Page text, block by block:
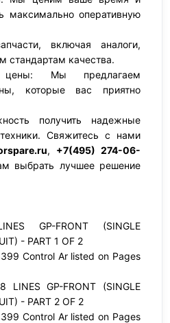
максимально оперативную
включая аналоги,
стандартам качества.
цены: Мы предлагаем
которые вас приятно
получить надежные
Свяжитесь с нами
, +7(495) 274-06-
выбрать лучшее решение
GP-FRONT (SINGLE
- PART 1 OF 2
Control Ar listed on Pages
LINES GP-FRONT (SINGLE
- PART 2 OF 2
Control Ar listed on Pages